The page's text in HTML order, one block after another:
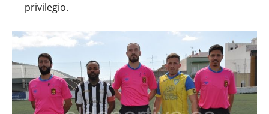
privilegio.